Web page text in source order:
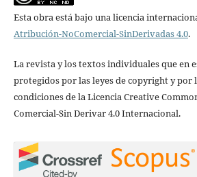
Esta obra está bajo una licencia
Atribución-NoComercial-SinDerivadas 4.0.
La revista y los textos individuales que en
protegidos por las leyes de copyright y por
condiciones de la Licencia Creative
Comercial-Sin Derivar 4.0 Internacional.